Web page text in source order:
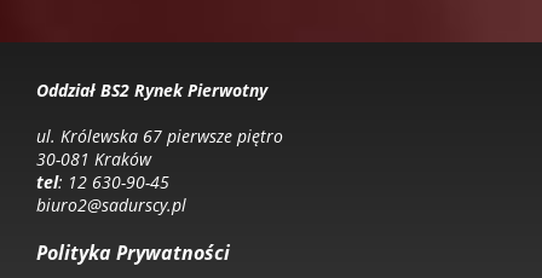
Oddział BS2 Rynek Pierwotny
ul. Królewska 67 pierwsze piętro
30-081 Kraków
tel: 12 630-90-45
biuro2@sadurscy.pl
Polityka Prywatności